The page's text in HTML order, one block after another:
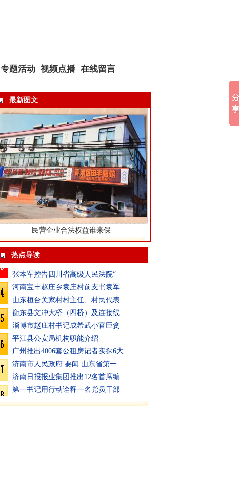
专题活动 视频点播 在线留言
最新图文
致宁夏回族自治区公安厅
热点导读
张本军控告四川省高级人民法院“
河南宝丰赵庄乡袁庄村前支书袁军
山东桓台关家村村主任、村民代表
衡东县文冲大桥（四桥）及连接线
淄博市赵庄村书记成希武小官巨贪
平江县公安局机构职能介绍
广州推出4006套公租房记者实探6大
济南市人民政府 要闻 山东省第一
济南日报报业集团推出12名首席编
第一书记用行动诠释一名党员干部